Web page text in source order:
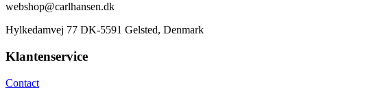
webshop@carlhansen.dk
Hylkedamvej 77 DK-5591 Gelsted, Denmark
Klantenservice
Contact